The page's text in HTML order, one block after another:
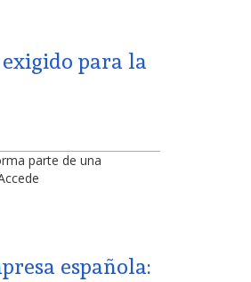
para la
parte de una
española: